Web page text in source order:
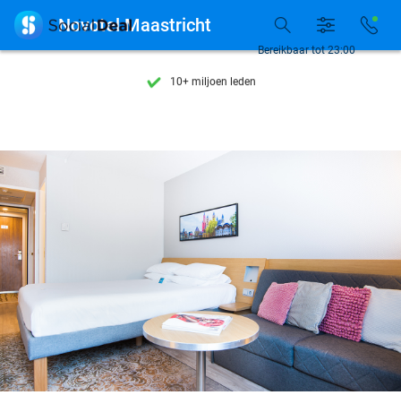
7 dagen per week beschikbaar
10+ miljoen leden
7 dagen per week beschikbaar
10+ miljoen leden
Bereikbaar tot 23:00
 Novotel Maastricht